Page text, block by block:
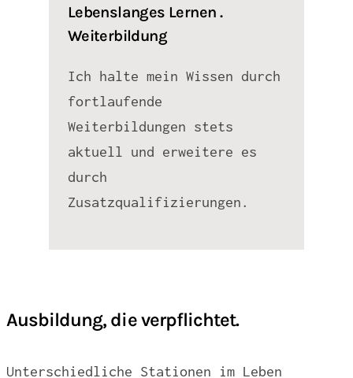
Lebenslanges Lernen .
Weiterbildung
Ich halte mein Wissen durch
fortlaufende
Weiterbildungen stets
aktuell und erweitere es
durch
Zusatzqualifizierungen.
Ausbildung, die verpflichtet.
Unterschiedliche Stationen im Leben